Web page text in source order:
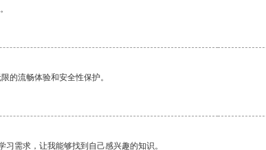
的流畅体验和安全性保护。
需求，让我能够找到自己感兴趣的知识。